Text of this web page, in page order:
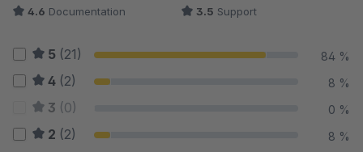
4.6 Documentation 3.5 Support
5 (21) 84 %
4 (2) 8 %
3 (0) 0 %
2 (2) 8 %